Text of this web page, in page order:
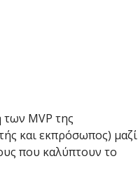
MVP της
και εκπρόσωπος) μαζί
που καλύπτουν το